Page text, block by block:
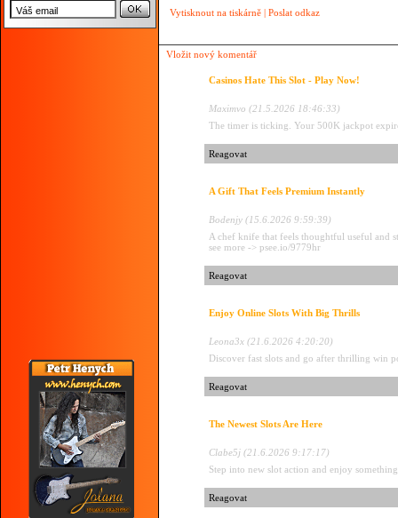
Vytisknout na tiskárně | Poslat odkaz
Vložit nový komentář
Casinos Hate This Slot - Play Now!
Maximvo (21.5.2026 18:46:33)
The timer is ticking. Your 500K jackpot
Reagovat
A Gift That Feels Premium Instantly
Bodenjy (15.6.2026 9:59:39)
A chef knife that feels thoughtful useful and
see more -> psee.io/9779hr
Reagovat
Enjoy Online Slots With Big Thrills
Leona3x (21.6.2026 4:20:20)
Discover fast slots and go after thrilling win
Reagovat
The Newest Slots Are Here
Clabe5j (21.6.2026 9:17:17)
Step into new slot action and enjoy
Reagovat